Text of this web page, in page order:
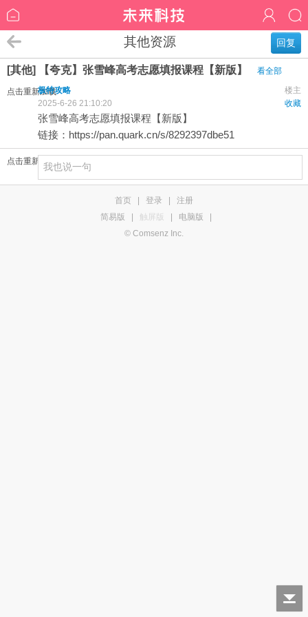
回复
其他资源
[其他] 【夸克】张雪峰高考志愿填报课程【新版】 看全部
点击重新加载 楼主
极特攻略
收藏
2025-6-26 21:10:20
张雪峰高考志愿填报课程【新版】
链接： https://pan.quark.cn/s/8292397dbe51
点击重新加载
首页 登录
注册
简易版
触屏版 电脑版
© Comsenz Inc.